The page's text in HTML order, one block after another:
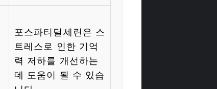
포스파티딜세린은 스
트레스로 인한 기억
력 저하를 개선하는
데 도움이 될 수 있습